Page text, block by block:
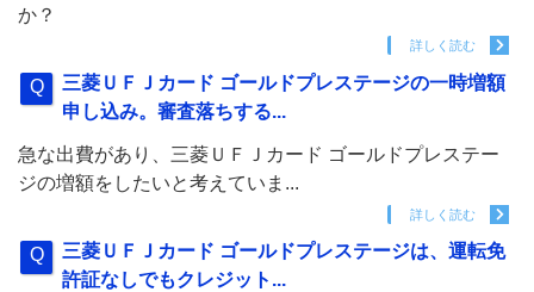
か？
詳しく読む
三菱ＵＦＪカード ゴールドプレステージの一時増額
申し込み。審査落ちする...
急な出費があり、三菱ＵＦＪカード ゴールドプレステー
ジの増額をしたいと考えていま...
詳しく読む
三菱ＵＦＪカード ゴールドプレステージは、運転免
許証なしでもクレジット...